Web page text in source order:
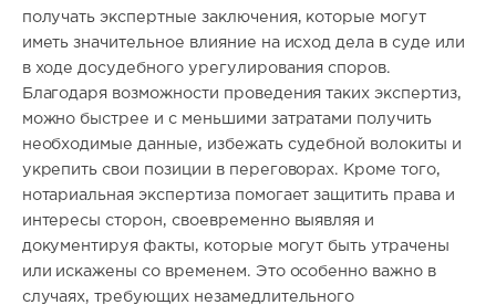
получать экспертные заключения, которые могут
иметь значительное влияние на исход дела в суде или
в ходе досудебного урегулирования споров.
Благодаря возможности проведения таких экспертиз,
можно быстрее и с меньшими затратами получить
необходимые данные, избежать судебной волокиты и
укрепить свои позиции в переговорах. Кроме того,
нотариальная экспертиза помогает защитить права и
интересы сторон, своевременно выявляя и
документируя факты, которые могут быть утрачены
или искажены со временем. Это особенно важно в
случаях, требующих незамедлительного